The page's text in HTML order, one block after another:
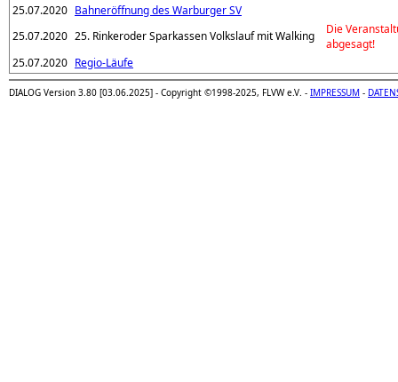
25.07.2020 Bahneröffnung des Warburger SV
25.07.2020 25. Rinkeroder Sparkassen Volkslauf mit Walking
Die
abgesagt!
25.07.2020 Regio-Läufe
DIALOG Version 3.80 [03.06.2025] - Copyright ©1998-2025, FLVW e.V. - IMPRESSUM -